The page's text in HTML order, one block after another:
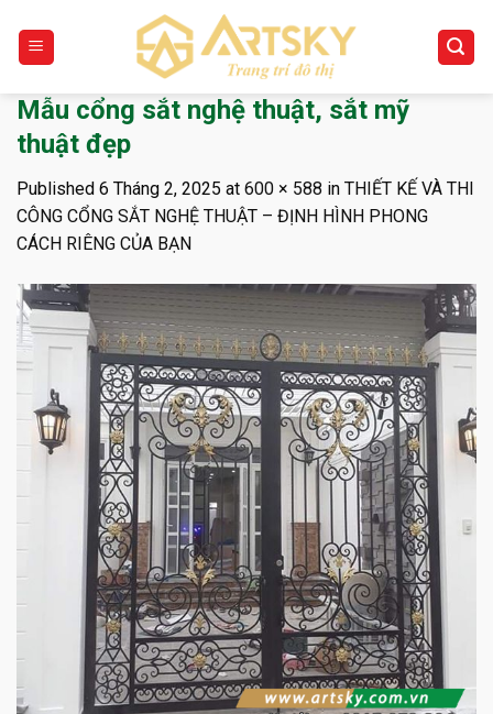
content
Mẫu cổng sắt nghệ thuật, sắt mỹ
thuật đẹp
Published 6 Tháng 2, 2025 at 600 × 588 in THIẾT KẾ VÀ THI
CÔNG CỔNG SẮT NGHỆ THUẬT – ĐỊNH HÌNH PHONG
CÁCH RIÊNG CỦA BẠN